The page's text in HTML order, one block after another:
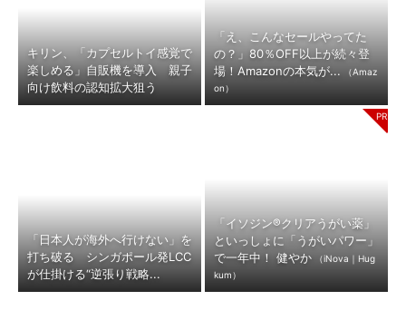
キリン、「カプセルトイ感覚で
楽しめる」自販機を導入 親子
向け飲料の認知拡大狙う
「え、こんなセールやってた
の？」80％OFF以上が続々登
場！Amazonの本気が...
（Amaz
on）
「日本人が海外へ行けない」を
打ち破る シンガポール発LCC
が仕掛ける“逆張り戦略...
「イソジン®クリアうがい薬」
といっしょに「うがいパワー」
で一年中！ 健やか
（iNova｜Hug
kum）